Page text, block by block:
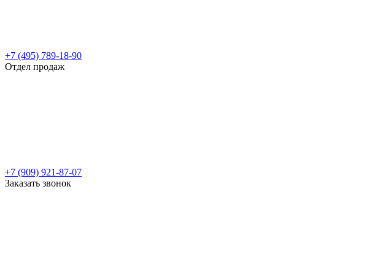
+7 (495) 789-18-90
Отдел продаж
+7 (909) 921-87-07
Заказать звонок